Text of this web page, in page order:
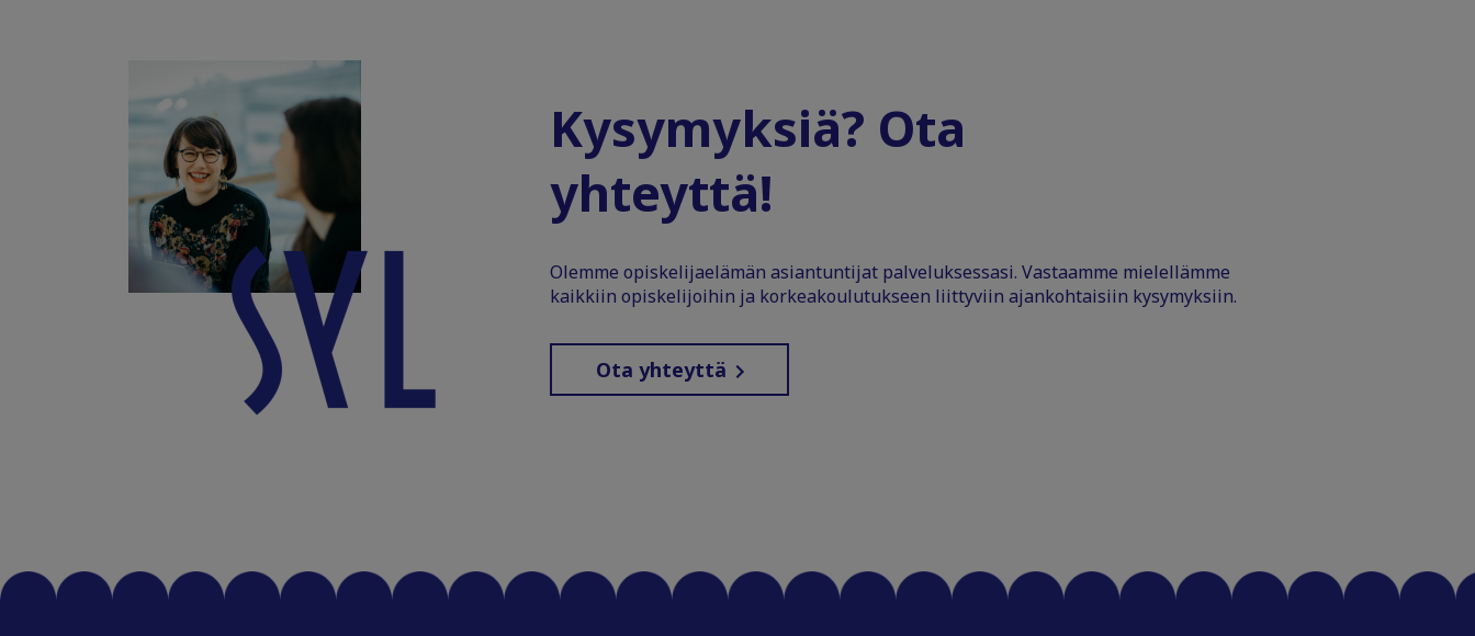
Kysymyksiä? Ota
yhteyttä!
Olemme opiskelijaelämän asiantuntijat palveluksessasi. Vastaamme mielellämme
kaikkiin opiskelijoihin ja korkeakoulutukseen liittyviin ajankohtaisiin kysymyksiin.
Ota yhteyttä